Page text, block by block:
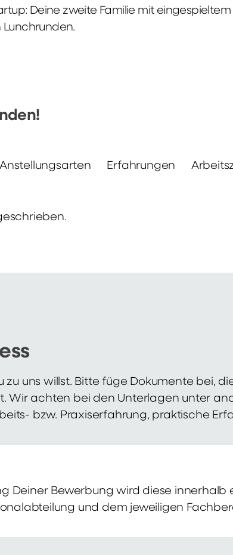
Deine zweite Familie mit
Anstellungsarten Erfahrungen
zu uns willst. Bitte füge Dokumente bei,
Wir achten bei den Unterlagen unter
bzw. Praxiserfahrung, praktische
Deiner Bewerbung wird diese
und dem jeweiligen